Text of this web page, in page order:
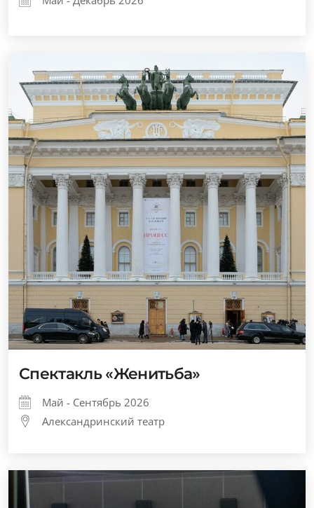
Спектакль «Женитьба»
Май - Сентябрь 2026
Александринский театр